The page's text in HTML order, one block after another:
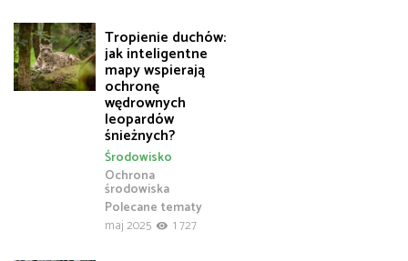
Tropienie duchów:
jak inteligentne
mapy wspierają
ochronę
wędrownych
leopardów
śnieżnych?
Ochrona
środowiska
Polecane tematy
Środowisko
maj 2025 1 727